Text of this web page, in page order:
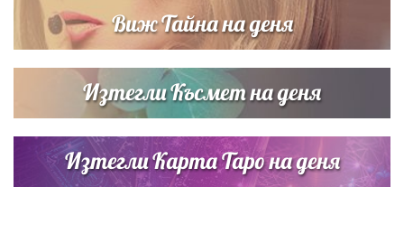
Виж Тайна на деня
Изтегли Късмет на деня
Изтегли Карта Таро на деня